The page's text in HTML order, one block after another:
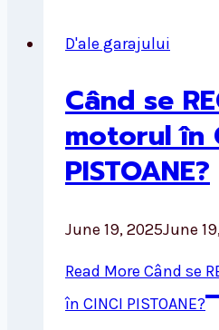
D'ale garajului
Când se
motorul în
PISTOANE?
June 19, 2025June
Read More Când se
în CINCI PISTOANE?